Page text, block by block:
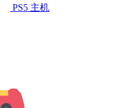
PS5 主机